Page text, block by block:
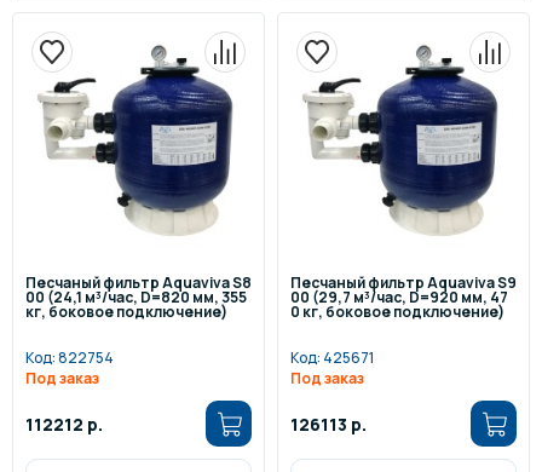
Песчаный фильтр Aquaviva S8
00 (24,1 м³/час, D=820 мм, 355
кг, боковое подключение)
Код:822754
Под заказ
112212 р.
Песчаный фильтр Aquaviva S9
00 (29,7 м³/час, D=920 мм, 47
0 кг, боковое подключение)
Код: 425671
Под заказ
126113 р.